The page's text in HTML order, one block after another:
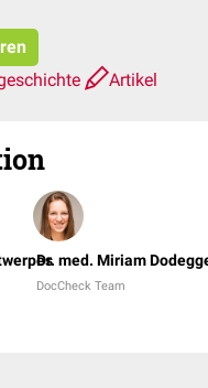
Artikel
Dr. med. Miriam
DocCheck Team